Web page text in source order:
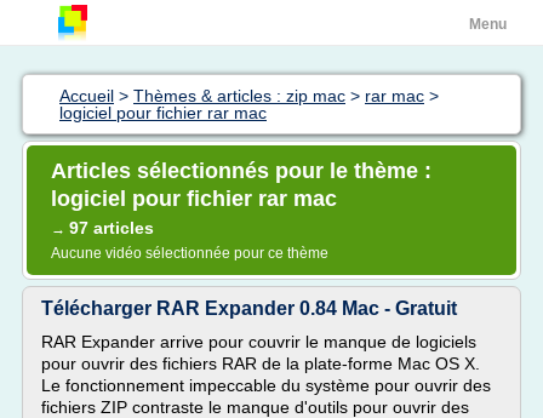
Menu
Accueil > Thèmes & articles : zip mac > rar mac >
logiciel pour fichier rar mac
Articles sélectionnés pour le thème :
logiciel pour fichier rar mac
→ 97 articles
Aucune vidéo sélectionnée pour ce thème
Télécharger RAR Expander 0.84 Mac - Gratuit
RAR Expander arrive pour couvrir le manque de logiciels
pour ouvrir des fichiers RAR de la plate-forme Mac OS X.
Le fonctionnement impeccable du système pour ouvrir des
fichiers ZIP contraste le manque d'outils pour ouvrir des